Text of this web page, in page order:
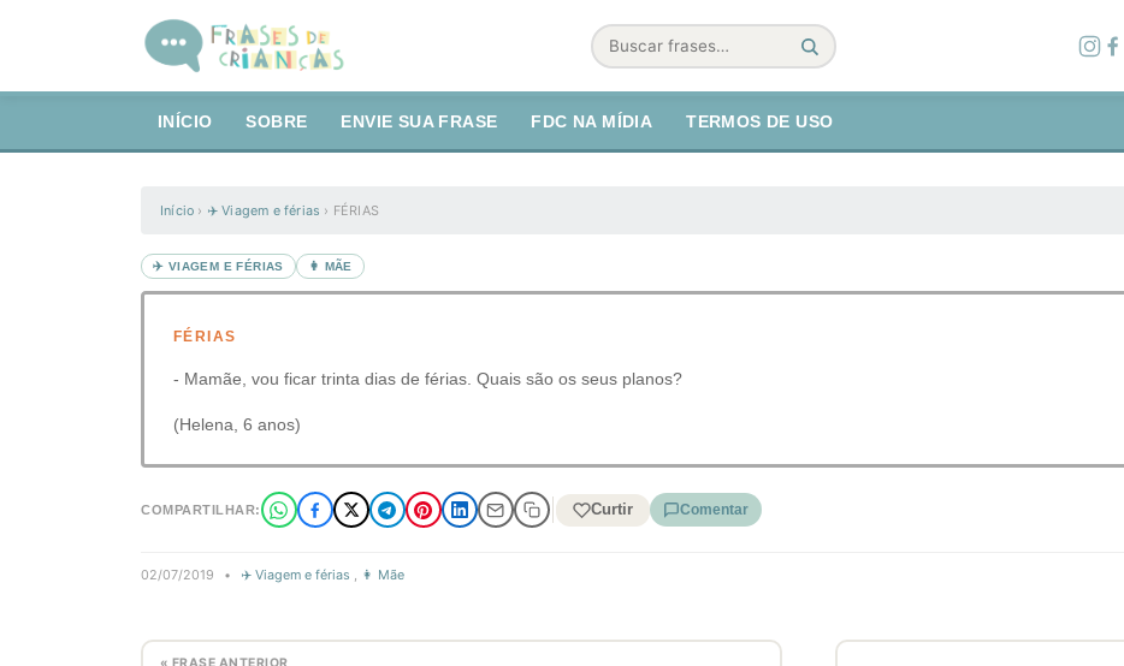
Buscar
INÍCIO SOBRE ENVIE SUA FRASE FDC NA MÍDIA TERMOS DE USO
Início › ✈️ Viagem e férias › FÉRIAS
✈️ VIAGEM E FÉRIAS 👩 MÃE
FÉRIAS
- Mamãe, vou ficar trinta dias de férias. Quais são os seus planos?
(Helena, 6 anos)
COMPARTILHAR: Curtir Comentar
02/07/2019 • ✈️ Viagem e férias , 👩 Mãe
« FRASE ANTERIOR